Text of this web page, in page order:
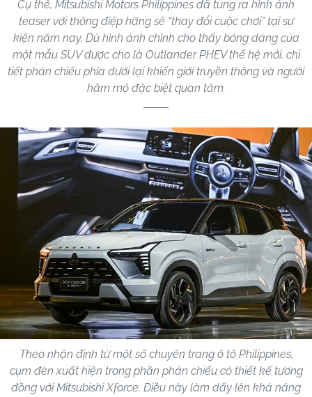
Cụ thể, Mitsubishi Motors Philippines đã tung ra hình ảnh
teaser với thông điệp hãng sẽ “thay đổi cuộc chơi” tại sự
kiện năm nay. Dù hình ảnh chính cho thấy bóng dáng của
một mẫu SUV được cho là Outlander PHEV thế hệ mới, chi
tiết phản chiếu phía dưới lại khiến giới truyền thông và người
hâm mộ đặc biệt quan tâm.
Theo nhận định từ một số chuyên trang ô tô Philippines,
cụm đèn xuất hiện trong phần phản chiếu có thiết kế tương
đồng với Mitsubishi Xforce. Điều này làm dấy lên khả năng